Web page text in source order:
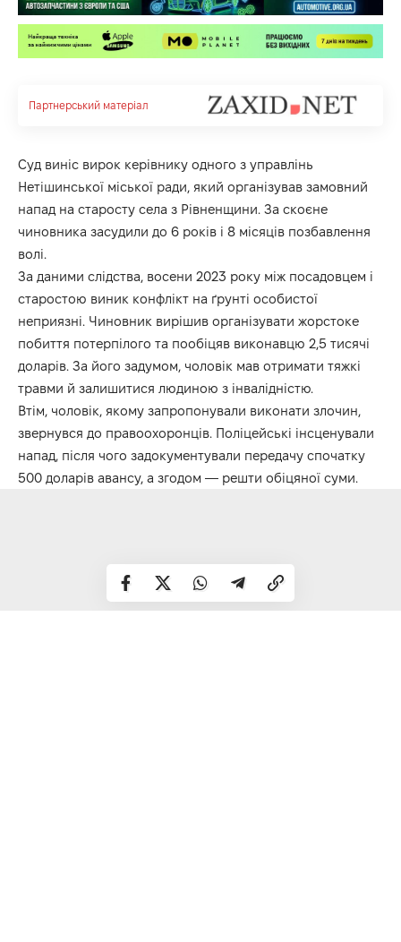
Партнерський матеріал
Суд виніс вирок керівнику одного з управлінь
Нетішинської міської ради, який організував замовний
напад на старосту села з Рівненщини. За скоєне
чиновника засудили до 6 років і 8 місяців позбавлення
волі.
За даними слідства, восени 2023 року між посадовцем і
старостою виник конфлікт на ґрунті особистої
неприязні. Чиновник вирішив організувати жорстоке
побиття потерпілого та пообіцяв виконавцю 2,5 тисячі
доларів. За його задумом, чоловік мав отримати тяжкі
травми й залишитися людиною з інвалідністю.
Втім, чоловік, якому запропонували виконати злочин,
звернувся до правоохоронців. Поліцейські інсценували
напад, після чого задокументували передачу спочатку
500 доларів авансу, а згодом — решти обіцяної суми.